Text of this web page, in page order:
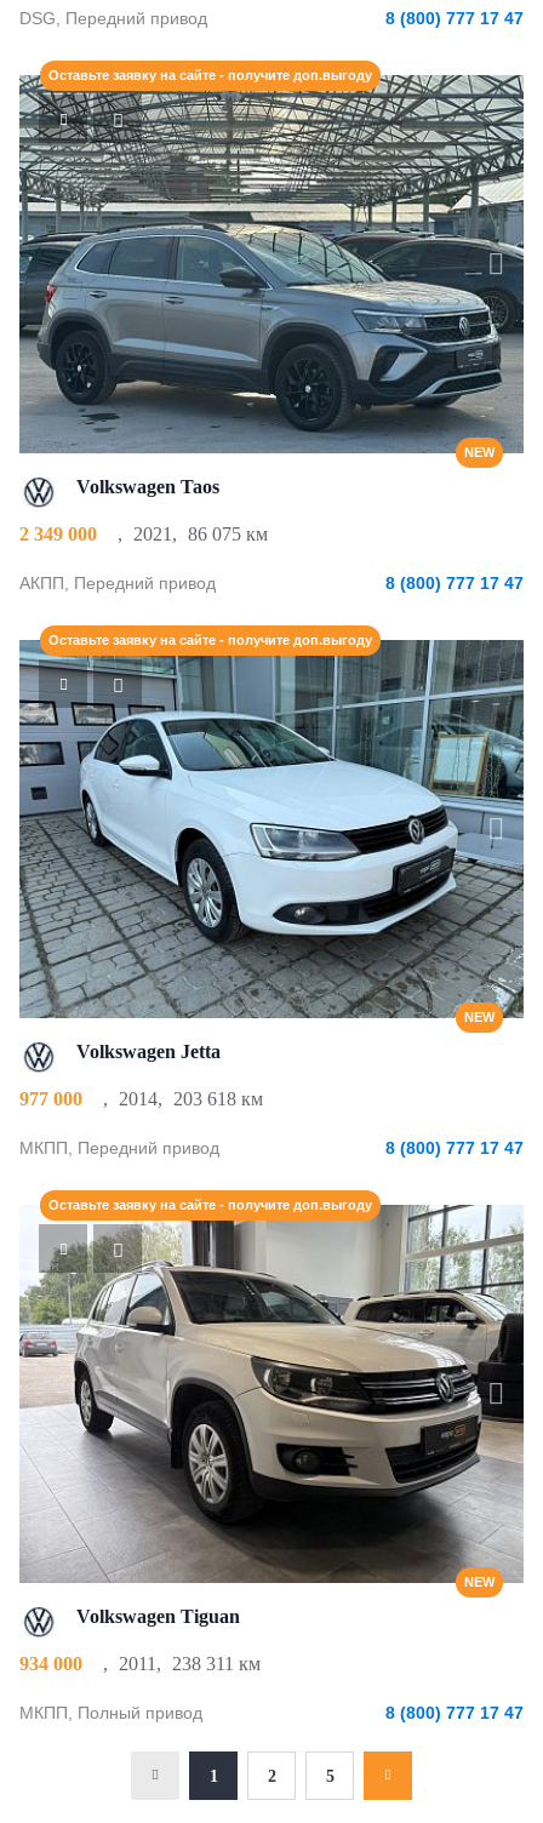
DSG, Передний привод 8 (800) 777 17 47
NEW
Оставьте заявку на сайте - получите доп.выгоду
Volkswagen Taos
2 349 000 , 2021 , 86 075 км
АКПП, Передний привод 8 (800) 777 17 47
NEW
Оставьте заявку на сайте - получите доп.выгоду
Volkswagen Jetta
977 000 , 2014, 203 618 км
МКПП, Передний привод 8 (800) 777 17 47
NEW
Оставьте заявку на сайте - получите доп.выгоду
Volkswagen Tiguan
934 000 , 2011 , 238 311 км
МКПП, Полный привод 8 (800) 777 17 47
1 2 5